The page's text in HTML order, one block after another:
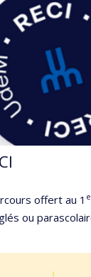
offert au 1
ou